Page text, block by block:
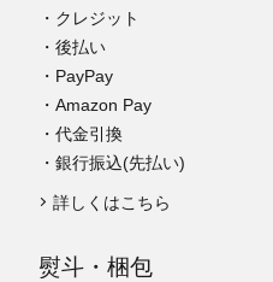
・クレジット
・後払い
・PayPay
・Amazon Pay
・代金引換
・銀行振込(先払い)
詳しくはこちら
熨斗・梱包